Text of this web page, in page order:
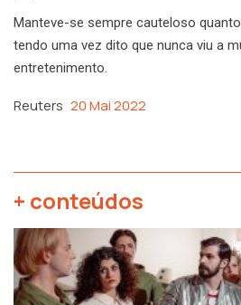
Manteve-se sempre cauteloso
tendo uma vez dito que nunca viu a
entretenimento.
Reuters 20 Mai 2022
+ conteúdos